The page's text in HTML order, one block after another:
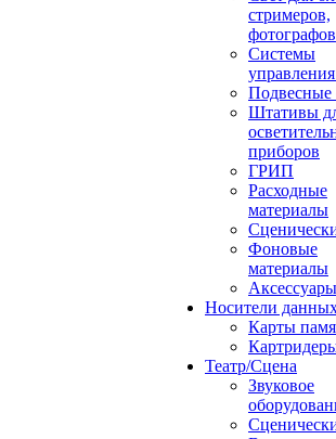
стримеров,
фотографов
Системы
Подвесные
Штативы
приборов
ГРИП
Расходные
материалы
Фоновые
материалы
Аксессуары
Носители
Карты
Театр/Сцена
Звуковое